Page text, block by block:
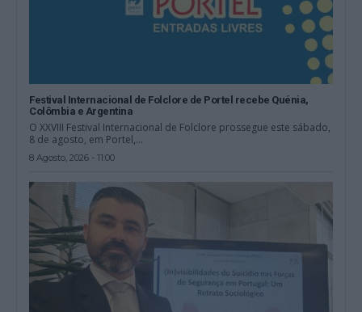
Festival Internacional de Folclore de Portel recebe Quénia,
Colômbia e Argentina
O XXVIII Festival Internacional de Folclore prossegue este sábado,
8 de agosto, em Portel,...
8 Agosto, 2026 - 11:00